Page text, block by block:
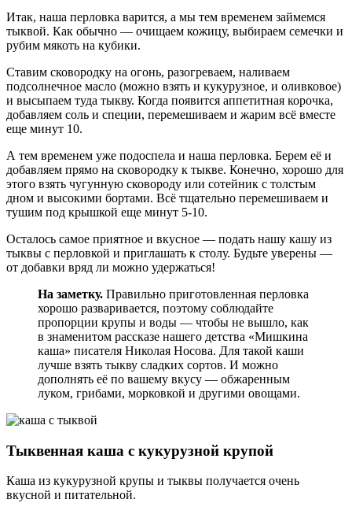
Итак, наша перловка варится, а мы тем временем займемся
тыквой. Как обычно — очищаем кожицу, выбираем семечки и
рубим мякоть на кубики.
Ставим сковородку на огонь, разогреваем, наливаем
подсолнечное масло (можно взять и кукурузное, и оливковое)
и высыпаем туда тыкву. Когда появится аппетитная корочка,
добавляем соль и специи, перемешиваем и жарим всё вместе
еще минут 10.
А тем временем уже подоспела и наша перловка. Берем её и
добавляем прямо на сковородку к тыкве. Конечно, хорошо для
этого взять чугунную сковороду или сотейник с толстым
дном и высокими бортами. Всё тщательно перемешиваем и
тушим под крышкой еще минут 5-10.
Осталось самое приятное и вкусное — подать нашу кашу из
тыквы с перловкой и приглашать к столу. Будьте уверены —
от добавки вряд ли можно удержаться!
На заметку. Правильно приготовленная перловка
хорошо разваривается, поэтому соблюдайте
пропорции крупы и воды — чтобы не вышло, как
в знаменитом рассказе нашего детства «Мишкина
каша» писателя Николая Носова. Для такой каши
лучше взять тыкву сладких сортов. И можно
дополнять её по вашему вкусу — обжаренным
луком, грибами, морковкой и другими овощами.
Тыквенная каша с кукурузной крупой
Каша из кукурузной крупы и тыквы получается очень
вкусной и питательной.